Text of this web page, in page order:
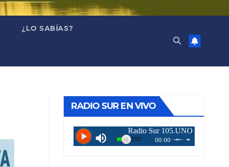
¿LO SABÍAS?
RADIO SUR EN VIVO